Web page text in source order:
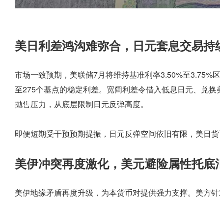
美日利差鸿沟难弥合，日元套息交易持
市场一致预期，美联储7月将维持基准利率3.50%至3.75%
至275个基点的稳定利差。宽阔利差令借入低息日元、兑
抛售压力，从底层限制日元反弹高度。
即便短期受干预预期提振，日元反弹空间依旧有限，美日
美伊冲突再度激化，美元避险属性托底
美伊地缘矛盾再度升级，为本货币对提供强力支撑。美方